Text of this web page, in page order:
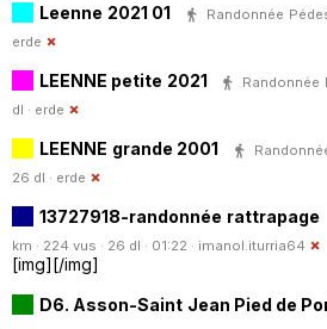
Leenne 2021 01
Randonnée
erde
LEENNE petite 2021
Randonnée
dl · erde
LEENNE grande 2001
26 dl · erde
13727918-randonnée rattrapage
km · 224 vus · 26 dl · 01:22 · imanol.iturria64
[img][/img]
D6. Asson-Saint Jean Pied de